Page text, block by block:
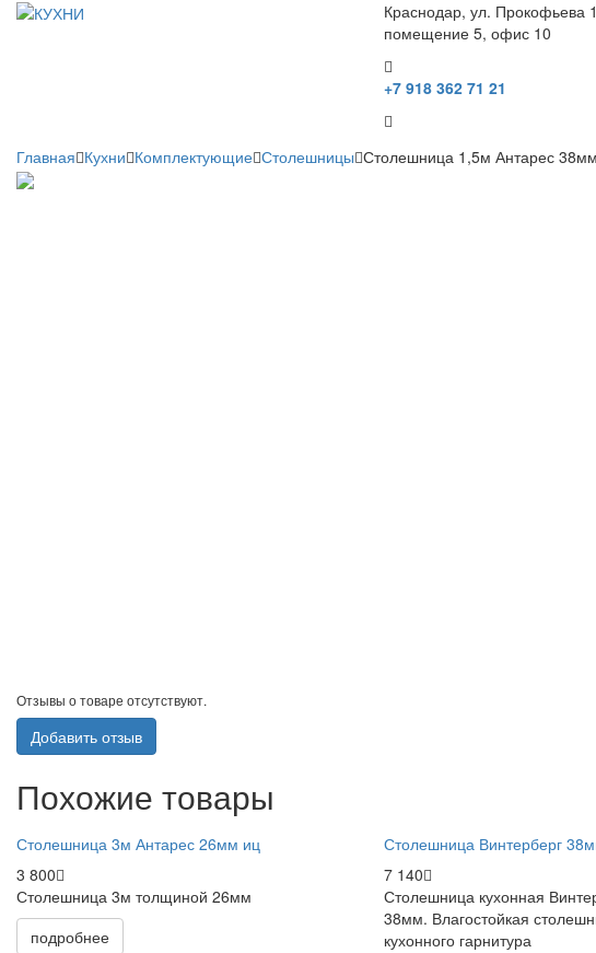
Краснодар, ул. Прокофьева
помещение 5, офис 10
+7 918 362 71 21
Главная Кухни Комплектующие Столешницы Столешница 1,5м Антарес
Отзывы о товаре отсутствуют.
Добавить отзыв
Похожие товары
Столешница 3м Антарес 26мм иц
3 800
Столешница 3м толщиной 26мм
подробнее
Столешница Винтерберг
7 140
Столешница кухонная
38мм. Влагостойкая
кухонного гарнитура